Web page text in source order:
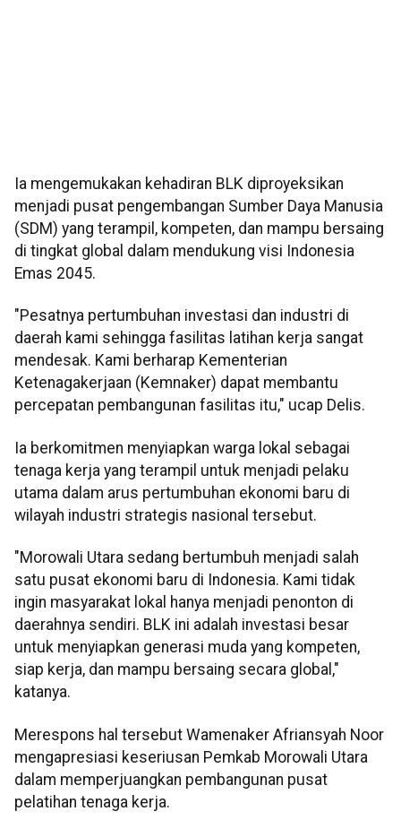
Ia mengemukakan kehadiran BLK diproyeksikan
menjadi pusat pengembangan Sumber Daya Manusia
(SDM) yang terampil, kompeten, dan mampu bersaing
di tingkat global dalam mendukung visi Indonesia
Emas 2045.
"Pesatnya pertumbuhan investasi dan industri di
daerah kami sehingga fasilitas latihan kerja sangat
mendesak. Kami berharap Kementerian
Ketenagakerjaan (Kemnaker) dapat membantu
percepatan pembangunan fasilitas itu," ucap Delis.
Ia berkomitmen menyiapkan warga lokal sebagai
tenaga kerja yang terampil untuk menjadi pelaku
utama dalam arus pertumbuhan ekonomi baru di
wilayah industri strategis nasional tersebut.
"Morowali Utara sedang bertumbuh menjadi salah
satu pusat ekonomi baru di Indonesia. Kami tidak
ingin masyarakat lokal hanya menjadi penonton di
daerahnya sendiri. BLK ini adalah investasi besar
untuk menyiapkan generasi muda yang kompeten,
siap kerja, dan mampu bersaing secara global,"
katanya.
Merespons hal tersebut Wamenaker Afriansyah Noor
mengapresiasi keseriusan Pemkab Morowali Utara
dalam memperjuangkan pembangunan pusat
pelatihan tenaga kerja.